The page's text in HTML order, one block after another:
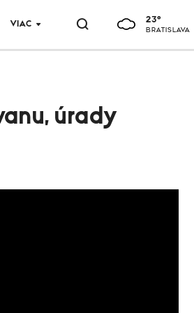
VIAC 23°
BRATISLAVA
úrady